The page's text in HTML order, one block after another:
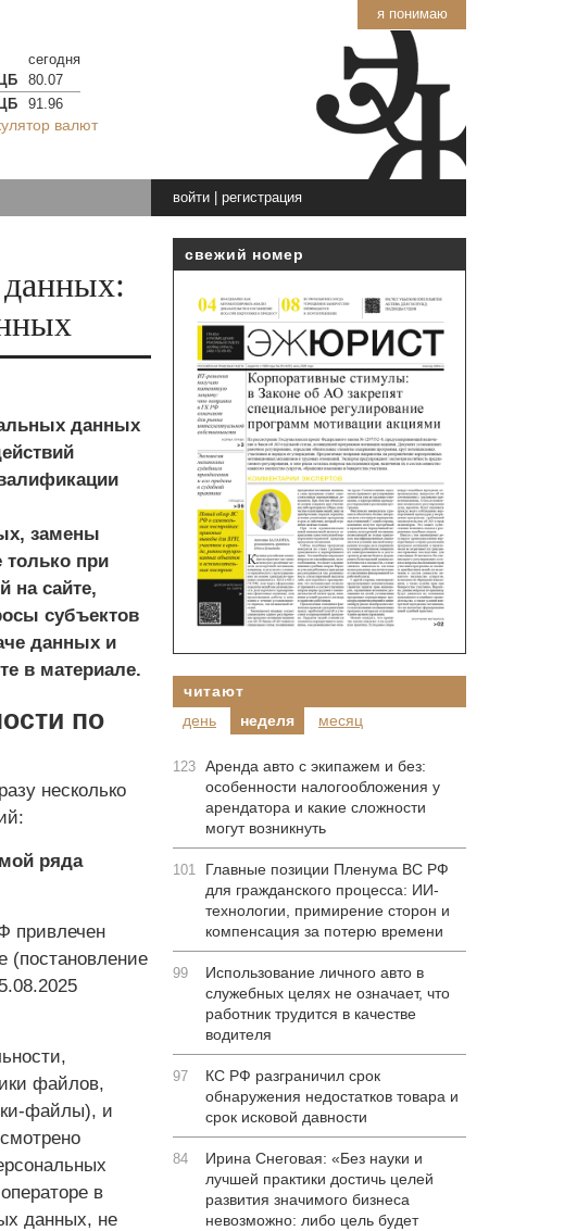
я понимаю
сегодня
80.07
91.96
валют
войти| регистрация
данных:
данных
замены
при
на сайте,
субъектов
данных и
в материале.
по
несколько
ряда
привлечен
(постановление
файлов,
файлы), и
в
данных, не
свежий номер
читают
день
неделя месяц
123 Аренда авто с экипажем и без:
особенности налогообложения у
арендатора и какие сложности
могут возникнуть
101
Главные позиции Пленума ВС РФ
для гражданского процесса: ИИ-
технологии, примирение сторон и
компенсация за потерю времени
99
Использование личного авто в
служебных целях не означает, что
работник трудится в качестве
водителя
97
КС РФ разграничил срок
обнаружения недостатков товара и
срок исковой давности
84
Ирина Снеговая: «Без науки и
лучшей практики достичь целей
развития значимого бизнеса
невозможно: либо цель будет